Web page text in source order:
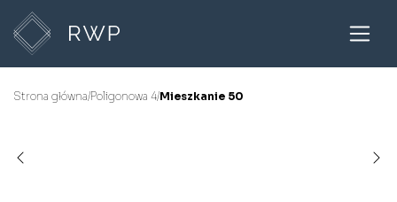
Strona główna/Poligonowa 4/Mieszkanie 50